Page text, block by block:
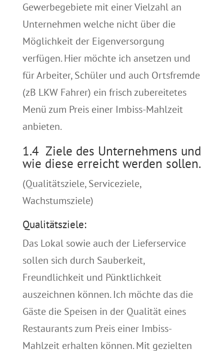
Gewerbegebiete mit einer Vielzahl an
Unternehmen welche nicht über die
Möglichkeit der Eigenversorgung
verfügen. Hier möchte ich ansetzen und
für Arbeiter, Schüler und auch Ortsfremde
(zB LKW Fahrer) ein frisch zubereitetes
Menü zum Preis einer Imbiss-Mahlzeit
anbieten.
1.4 Ziele des Unternehmens und
wie diese erreicht werden sollen.
(Qualitätsziele, Serviceziele,
Wachstumsziele)
Qualitätsziele:
Das Lokal sowie auch der Lieferservice
sollen sich durch Sauberkeit,
Freundlichkeit und Pünktlichkeit
auszeichnen können. Ich möchte das die
Gäste die Speisen in der Qualität eines
Restaurants zum Preis einer Imbiss-
Mahlzeit erhalten können. Mit gezielten